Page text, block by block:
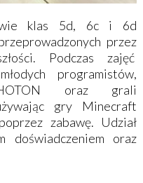
klas 5d, 6c i 6d
przez
Podczas zajęć
programistów,
oraz grali
gry Minecraft
zabawę. Udział
doświadczeniem oraz